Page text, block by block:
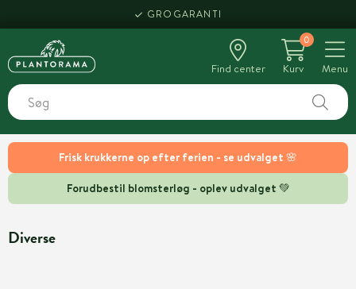
Frisk krukkerne op efter ferien - se udvalget 🌸
Forudbestil blomsterløg - oplev udvalget 💚
GROGARANTI
Find center
0
Kurv
Menu
Diverse